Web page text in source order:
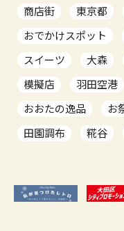
商店街
東京都
おでかけスポット
スイーツ
大森
模擬店
羽田空港
おおたの逸品
お
田園調布
糀谷